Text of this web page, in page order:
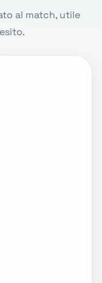
al match, utile